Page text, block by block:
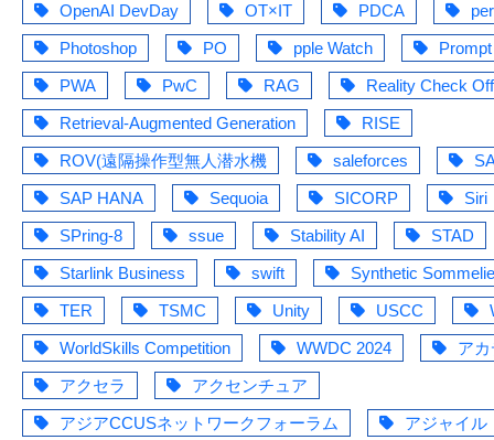
OpenAI DevDay
OT×IT PDCA
Photoshop
PO pple Watch
PWA
PwC RAG
Reality Check
Retrieval-Augmented Generation
RISE
ROV(遠隔操作型無人潜水機
saleforces
SAP HANA
Sequoia SICORP
Siri
SPring-8
ssue Stability AI
STAD
Starlink Business
swift
Synthetic
TER
TSMC Unity USCC
WorldSkills Competition
WWDC 2024
ア
アクセラ
アクセンチュア
アジアCCUSネットワークフォーラム
アジャイル